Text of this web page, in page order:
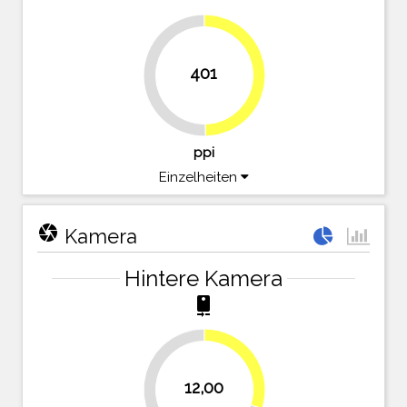
401 49.7%
ppi
Einzelheiten
camera Kamera
Hintere Kamera
camera_rear
12,00
30%